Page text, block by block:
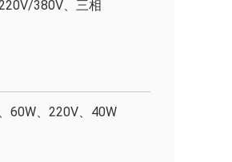
380V、三相
60W、220V、40W